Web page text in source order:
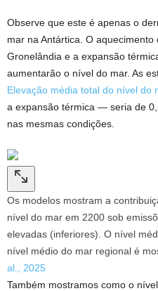
Observe que este é apenas o
mar na Antártica. O
Gronelândia e a expansão
aumentarão o nível do mar. As
Elevação média total do nível do
a expansão térmica — seria de
nas mesmas condições.
Os modelos mostram a
nível do mar em 2200 sob
elevadas (inferiores). O nível
nível médio do mar regional é
al., 2025
Também mostramos como o